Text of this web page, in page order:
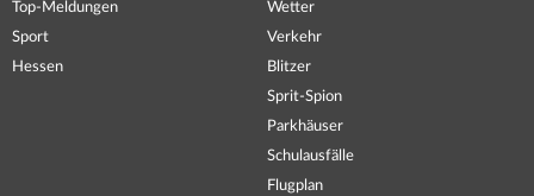
Top-Meldungen
Sport
Hessen
Wetter
Verkehr
Blitzer
Sprit-Spion
Parkhäuser
Schulausfälle
Flugplan